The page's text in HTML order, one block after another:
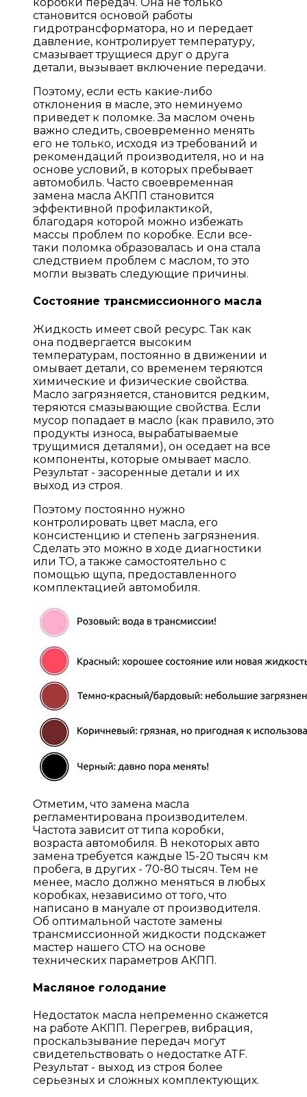
становится основой работы
гидротрансформатора, но и передает
давление, контролирует температуру,
смазывает трущиеся друг о друга
детали, вызывает включение передачи.
Поэтому, если есть какие-либо
отклонения в масле, это неминуемо
приведет к поломке. За маслом очень
важно следить, своевременно менять
его не только, исходя из требований и
рекомендаций производителя, но и на
основе условий, в которых пребывает
автомобиль. Часто своевременная
замена масла АКПП становится
эффективной профилактикой,
благодаря которой можно избежать
массы проблем по коробке. Если все-
таки поломка образовалась и она стала
следствием проблем с маслом, то это
могли вызвать следующие причины.
Состояние трансмиссионного масла
Жидкость имеет свой ресурс. Так как
она подвергается высоким
температурам, постоянно в движении и
омывает детали, со временем теряются
химические и физические свойства.
Масло загрязняется, становится редким,
теряются смазывающие свойства. Если
мусор попадает в масло (как правило, это
продукты износа, вырабатываемые
трущимися деталями), он оседает на все
компоненты, которые омывает масло.
Результат - засоренные детали и их
выход из строя.
Поэтому постоянно нужно
контролировать цвет масла, его
консистенцию и степень загрязнения.
Сделать это можно в ходе диагностики
или ТО, а также самостоятельно с
помощью щупа, предоставленного
комплектацией автомобиля.
Отметим, что замена масла
регламентирована производителем.
Частота зависит от типа коробки,
возраста автомобиля. В некоторых авто
замена требуется каждые 15-20 тысяч км
пробега, в других - 70-80 тысяч. Тем не
менее, масло должно меняться в любых
коробках, независимо от того, что
написано в мануале от производителя.
Об оптимальной частоте замены
трансмиссионной жидкости подскажет
мастер нашего СТО на основе
технических параметров АКПП.
Масляное голодание
Недостаток масла непременно скажется
на работе АКПП. Перегрев, вибрация,
проскальзывание передач могут
свидетельствовать о недостатке ATF.
Результат - выход из строя более
серьезных и сложных комплектующих.